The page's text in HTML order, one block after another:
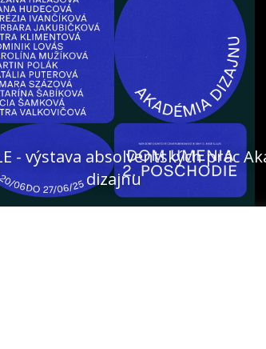
- výstava absolventských prác
dizajnu